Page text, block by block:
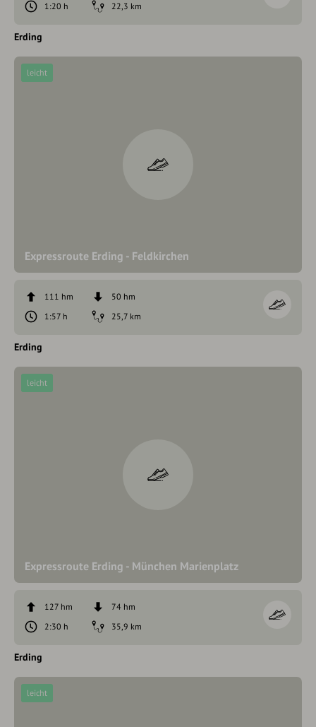
1:20 h
22,3 km
Erding
Expressroute Erding - Feldkirchen
leicht
111 hm
50 hm
1:57 h
25,7 km
Erding
Expressroute Erding - München Marienplatz
leicht
127 hm
74 hm
2:30 h
35,9 km
Erding
leicht